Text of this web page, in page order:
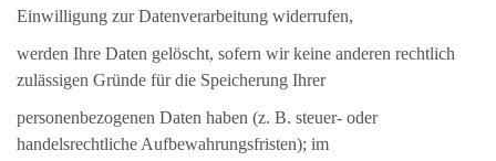
Einwilligung zur Datenverarbeitung widerrufen,
werden Ihre Daten gelöscht, sofern wir keine anderen rechtlich
zulässigen Gründe für die Speicherung Ihrer
personenbezogenen Daten haben (z. B. steuer- oder
handelsrechtliche Aufbewahrungsfristen); im